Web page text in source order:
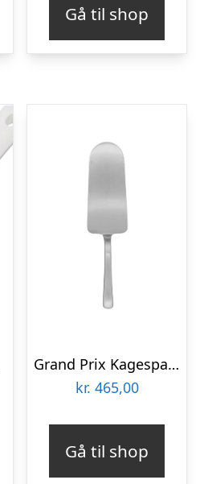
Gå til shop
Grand Prix Kagespade
kr. 465,00
Gå til shop